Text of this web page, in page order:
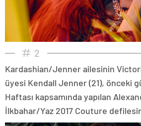
2
Kardashian/Jenner ailesinin
üyesi Kendall Jenner (21), önceki
Haftası kapsamında yapılan
İlkbahar/Yaz 2017 Couture